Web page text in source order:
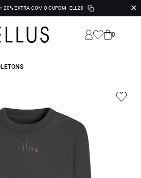
20% EXTRA COM O CUPOM ELL20 ✕
0